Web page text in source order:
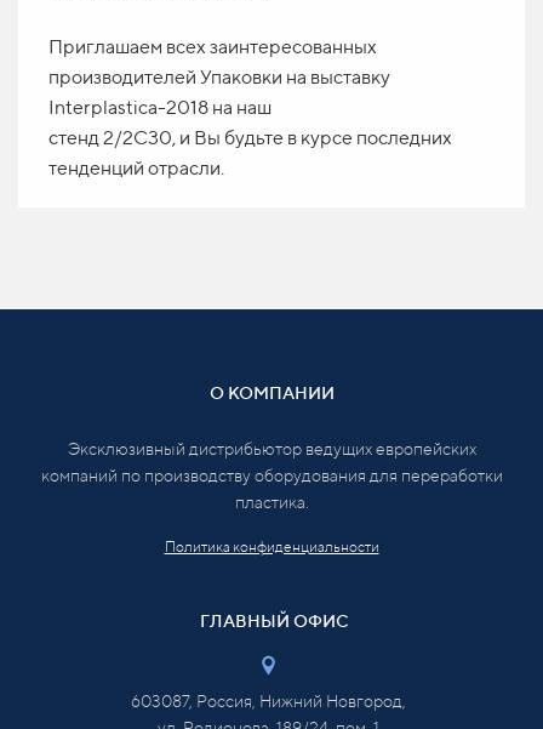
Приглашаем всех заинтересованных
производителей Упаковки на выставку
Interplastica-2018 на наш
стенд 2/2C30, и Вы будьте в курсе последних
тенденций отрасли.
О КОМПАНИИ
Эксклюзивный дистрибьютор ведущих европейских
компаний по производству оборудования для переработки
пластика.
Политика конфиденциальности
ГЛАВНЫЙ ОФИС
603087, Россия, Нижний Новгород,